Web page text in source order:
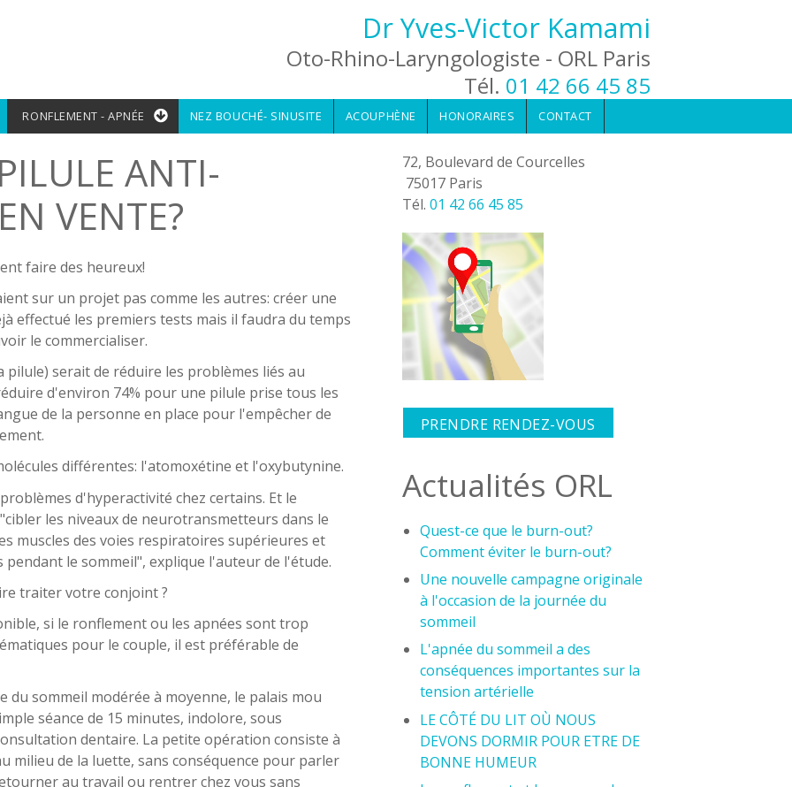
Dr Yves-Victor Kamami
Oto-Rhino-Laryngologiste - ORL Paris
Tél. 01 42 66 45 85
RONFLEMENT - APNÉE NEZ BOUCHÉ- SINUSITE ACOUPHÈNE HONORAIRES CONTACT
ANTI-
VENTE?
faire des heureux!
sur un projet pas comme les autres: créer une
effectué les premiers tests mais il faudra du temps
le commercialiser.
pilule) serait de réduire les problèmes liés au
d'environ 74% pour une pilule prise tous les
de la personne en place pour l'empêcher de
différentes: l'atomoxétine et l'oxybutynine.
d'hyperactivité chez certains. Et le
les niveaux de neurotransmetteurs dans le
muscles des voies respiratoires supérieures et
le sommeil", explique l'auteur de l'étude.
traiter votre conjoint ?
si le ronflement ou les apnées sont trop
pour le couple, il est préférable de
du sommeil modérée à moyenne, le palais mou
séance de 15 minutes, indolore, sous
dentaire. La petite opération consiste à
milieu de la luette, sans conséquence pour parler
au travail ou rentrer chez vous sans
72, Boulevard de Courcelles
75017 Paris
Tél. 01 42 66 45 85
PRENDRE RENDEZ-VOUS
Actualités ORL
Quest-ce que le burn-out?
Comment éviter le burn-out?
Une nouvelle campagne originale
à l'occasion de la journée du
sommeil
L'apnée du sommeil a des
conséquences importantes sur la
tension artérielle
LE CÔTÉ DU LIT OÙ NOUS
DEVONS DORMIR POUR ETRE DE
BONNE HUMEUR